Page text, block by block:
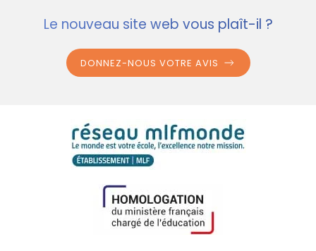
Le nouveau site web vous plaît-il ?
DONNEZ-NOUS VOTRE AVIS